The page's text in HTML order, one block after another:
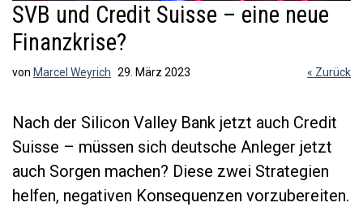
SVB und Credit Suisse – eine neue
Finanzkrise?
von Marcel Weyrich 29. März 2023 « Zurück
Nach der Silicon Valley Bank jetzt auch Credit
Suisse – müssen sich deutsche Anleger jetzt
auch Sorgen machen? Diese zwei Strategien
helfen, negativen Konsequenzen vorzubereiten.